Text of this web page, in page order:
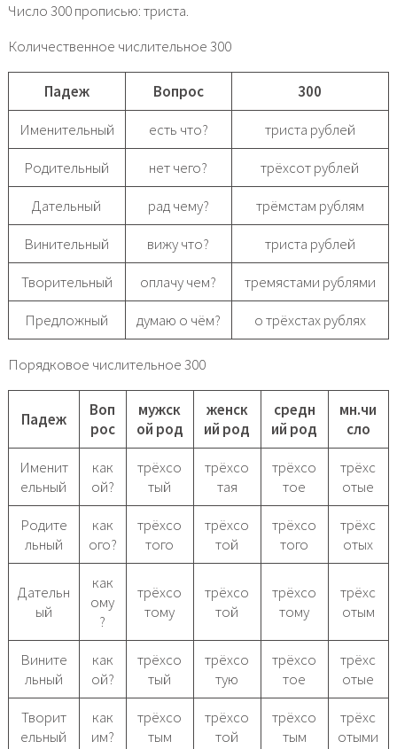
Число 300 прописью: триста.
Количественное числительное 300
Падеж Вопрос
300
Именительный
есть что?
триста рублей
Родительный
нет чего?
трёхсот рублей
Дательный
рад чему?
трёмстам рублям
Винительный
вижу что?
триста рублей
Творительный
оплачу чем?
тремястами рублями
Предложный
думаю о чём? о трёхстах рублях
Порядковое числительное 300
Падеж
Воп
рос
мужск
ой род
женск
ий род
средн
ий род
мн.чи
сло
Именит
ельный
как
ой?
трёхсо
тый
трёхсо
тая
трёхсо
тое
трёхс
отые
Родите
льный
как
ого?
трёхсо
того
трёхсо
той
трёхсо
того
трёхс
отых
Дательн
ый
как
ому
?
трёхсо
тому
трёхсо
той
трёхсо
тому
трёхс
отым
Вините
льный
как
ой?
трёхсо
тый
трёхсо
тую
трёхсо
тое
трёхс
отые
Творит
ельный
как
им?
трёхсо
тым
трёхсо
той
трёхсо
тым
трёхс
отыми